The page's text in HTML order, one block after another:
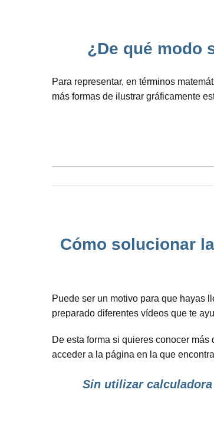
¿De qué modo
Para representar, en términos
más formas de ilustrar gráficamente
Cómo solucionar
Puede ser un motivo para que hayas
preparado diferentes vídeos que te
De esta forma si quieres conocer
acceder a la página en la que
Sin utilizar